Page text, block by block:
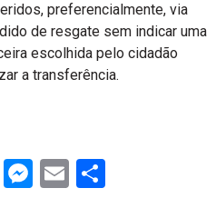
preferencialmente, via
de resgate sem indicar uma
escolhida pelo cidadão
a transferência.
LinkedIn
Messenger
Email